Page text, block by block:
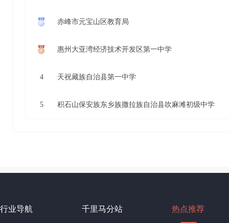
赤峰市元宝山区教育局
惠州大亚湾经济技术开发区第一中学
4 天祝藏族自治县第一中学
5 积石山保安族东乡族撒拉族自治县吹麻滩初级中学
行业导航 千里马分站 热点推荐